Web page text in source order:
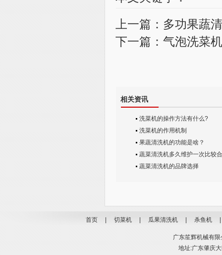
上一篇： 多功果蔬
下一篇：气泡洗菜
相关资讯
洗菜机的操作方法有什么?
洗菜机的作用机制
果蔬清洗机的功能是啥？
蔬菜清洗机多久维护一次比较
蔬菜清洗机的品牌选择
首页 | 切菜机 | 瓜果清洗机 | 杀鱼机 |
广东笙辉机械有
地址:广东肇庆